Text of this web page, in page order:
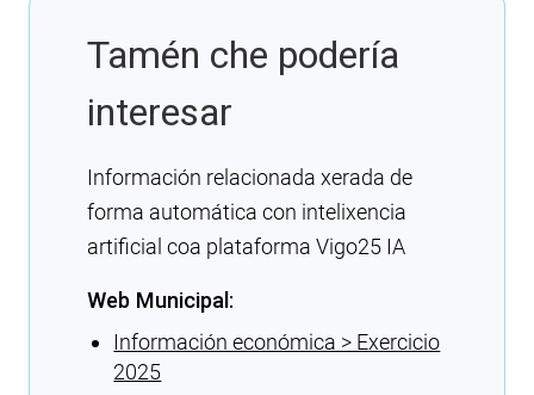
Tamén che podería
interesar
Información relacionada xerada de
forma automática con intelixencia
artificial coa plataforma Vigo25 IA
Web Municipal:
Información económica > Exercicio
2025